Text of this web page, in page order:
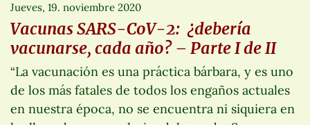
Jueves, 19. noviembre 2020
Vacunas SARS-CoV-2: ¿debería
vacunarse, cada año? – Parte I de II
“La vacunación es una práctica bárbara, y es uno
de los más fatales de todos los engaños actuales
en nuestra época, no se encuentra ni siquiera en